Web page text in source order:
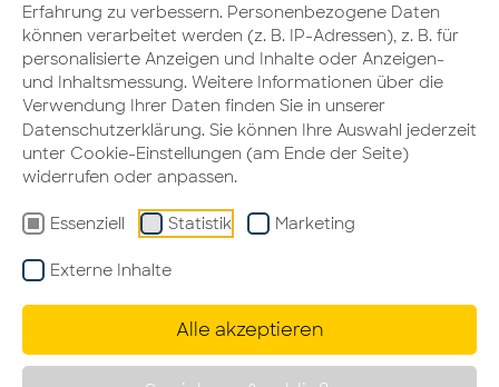
Erfahrung zu verbessern. Personenbezogene Daten
können verarbeitet werden (z. B. IP-Adressen), z. B. für
personalisierte Anzeigen und Inhalte oder Anzeigen-
und Inhaltsmessung. Weitere Informationen über die
Verwendung Ihrer Daten finden Sie in unserer
Datenschutzerklärung. Sie können Ihre Auswahl jederzeit
unter Cookie-Einstellungen (am Ende der Seite)
widerrufen oder anpassen.
Essenziell Statistik Marketing
Externe Inhalte
Alle akzeptieren
HALLO ARBEIT-Partner
Averes